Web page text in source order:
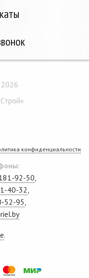
конфиденциальности
92-50
40-32
52-95
.